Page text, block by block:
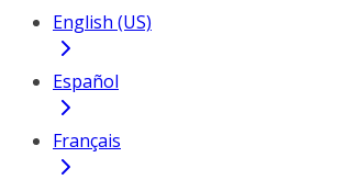
English (US)
Español
Français